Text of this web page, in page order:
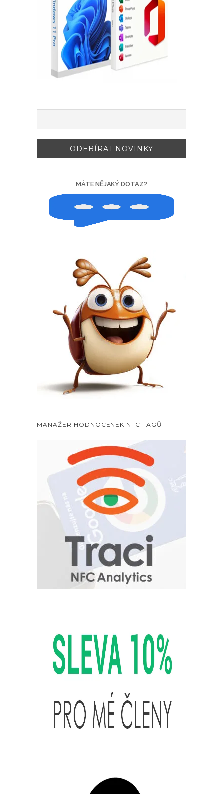
MÁTE NĚJAKÝ DOTAZ?
MANAŽER HODNOCENEK NFC TAGŮ